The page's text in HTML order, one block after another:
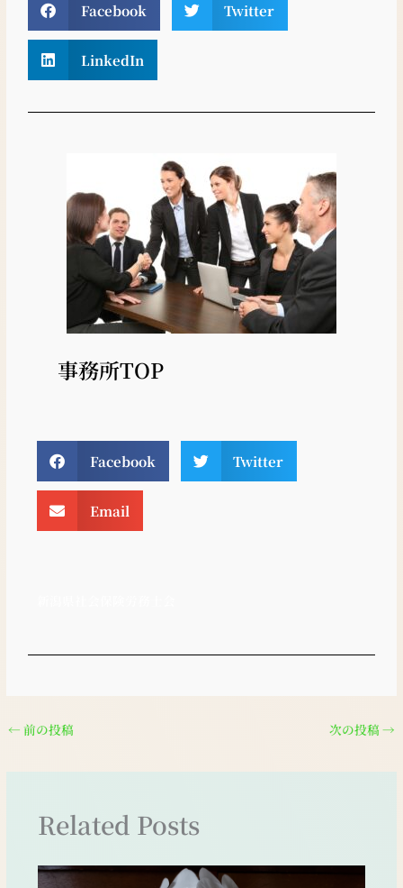
Facebook Twitter
LinkedIn
事務所TOP
Facebook Twitter
Email
← 前の投稿 次の投稿 →
Related Posts